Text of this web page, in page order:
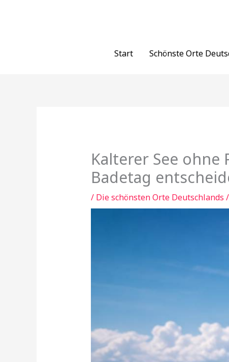
Start
Schönste Orte
Kalterer See
Badetag
/ Die schönsten Orte Deutschlands